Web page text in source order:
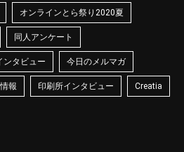
オンラインとら祭り2020夏
同人アンケート
ンタビュー 今日のメルマガ
報 印刷所インタビュー Creatia